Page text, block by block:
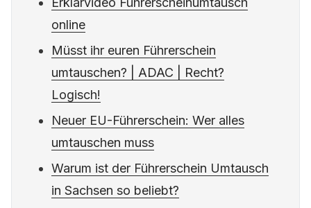
online
Müsst ihr euren Führerschein
umtauschen? | ADAC | Recht?
Logisch!
Neuer EU-Führerschein: Wer alles
umtauschen muss
Warum ist der Führerschein Umtausch
in Sachsen so beliebt?